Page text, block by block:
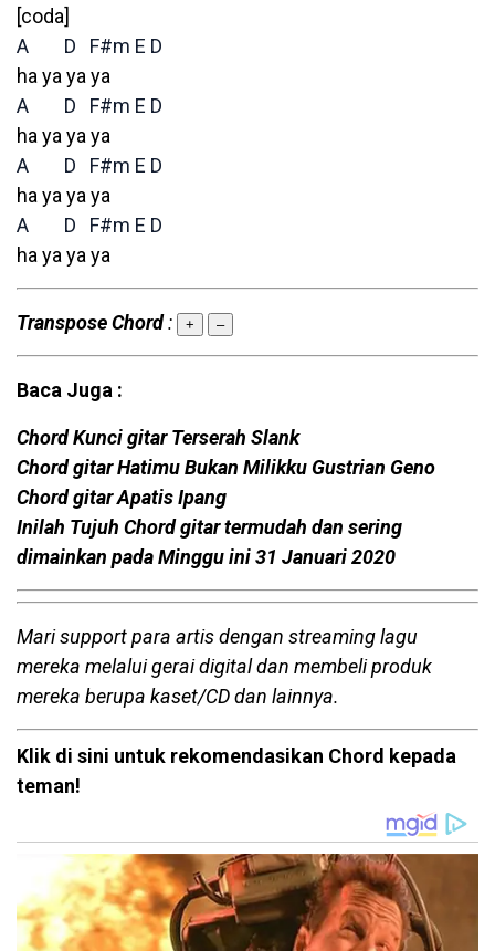
[coda]
A
D F#m E D
ha ya ya ya
A
D F#m E D
ha ya ya ya
A
D F#m E D
ha ya ya ya
A
D F#m E D
ha ya ya ya
Transpose Chord: + –
Baca Juga :
Chord Kunci gitar Terserah Slank
Chord gitar Hatimu Bukan Milikku Gustrian Geno
Chord gitar Apatis Ipang
Inilah Tujuh Chord gitar termudah dan sering
dimainkan pada Minggu ini 31 Januari 2020
Mari support para artis dengan streaming lagu
mereka melalui gerai digital dan membeli produk
mereka berupa kaset/CD dan lainnya.
Klik di sini untuk rekomendasikan Chord kepada
teman!